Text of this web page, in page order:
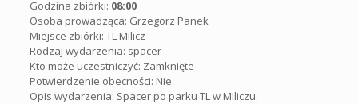
Godzina zbiórki: 08:00
Osoba prowadząca: Grzegorz Panek
Miejsce zbiórki: TL MIlicz
Rodzaj wydarzenia: spacer
Kto może uczestniczyć: Zamknięte
Potwierdzenie obecności: Nie
Opis wydarzenia: Spacer po parku TL w Miliczu.